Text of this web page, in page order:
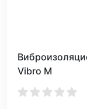
Vibro М